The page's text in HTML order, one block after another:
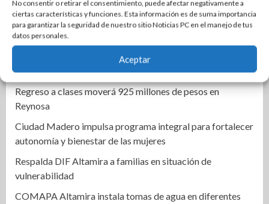
No consentir o retirar el consentimiento, puede afectar negativamente a
ciertas características y funciones. Esta información es de suma importancia
para garantizar la seguridad de nuestro sitio Noticias PC en el manejo de tus
datos personales.
Aceptar
Una Tras Otra | Turistean en la CDM aspirantes a
coordinadores
Gobierno de Tampico fortalece control y transparencia en
mercados rodantes
Regreso a clases moverá 925 millones de pesos en
Reynosa
Ciudad Madero impulsa programa integral para fortalecer
autonomía y bienestar de las mujeres
Respalda DIF Altamira a familias en situación de
vulnerabilidad
COMAPA Altamira instala tomas de agua en diferentes